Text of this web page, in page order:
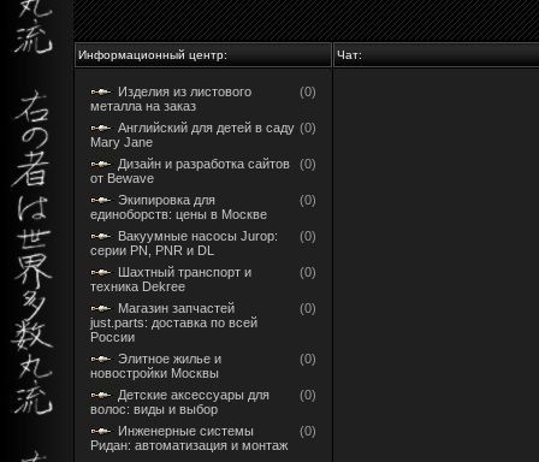
Информационный центр: Чат:
Изделия из листового
металла на заказ
(0)
Английский для детей в саду
Mary Jane
(0)
Дизайн и разработка сайтов
от Bewave
(0)
Экипировка для
единоборств: цены в Москве
(0)
Вакуумные насосы Jurop:
серии PN, PNR и DL
(0)
Шахтный транспорт и
техника Dekree
(0)
Магазин запчастей
just.parts: доставка по всей
России
(0)
Элитное жилье и
новостройки Москвы
(0)
Детские аксессуары для
волос: виды и выбор
(0)
Инженерные системы
Ридан: автоматизация и монтаж
(0)